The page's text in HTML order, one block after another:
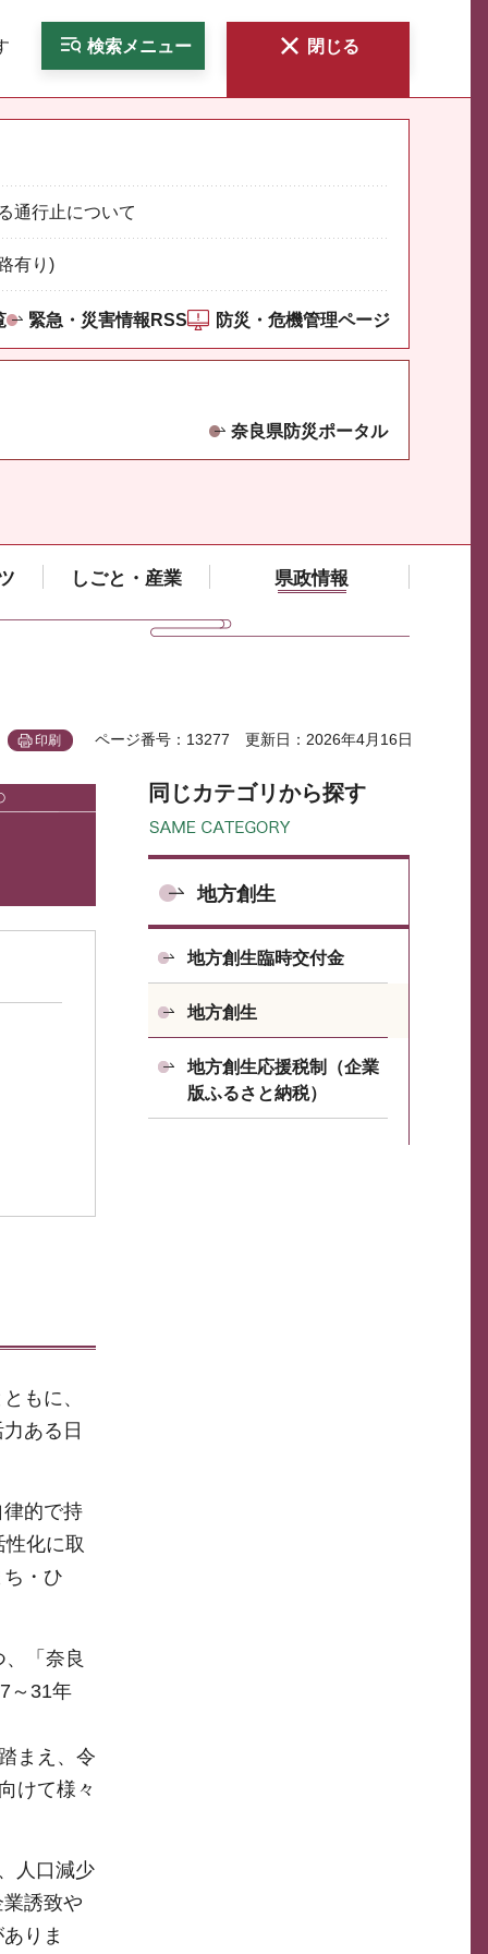
検索メニュー 閉じる
通行止について
有り)
緊急・災害情報RSS 防災・危機管理ページ
奈良県防災ポータル
しごと・産業 県政情報
印刷 ページ番号：13277 更新日：2026年4月16日
もに、
ある日
的で持
化に取
・ひ
「奈良
～31年
まえ、令
けて様々
人口減少
誘致や
りま
同じカテゴリから探す
地方創生
地方創生臨時交付金
地方創生
地方創生応援税制（企業
版ふるさと納税）